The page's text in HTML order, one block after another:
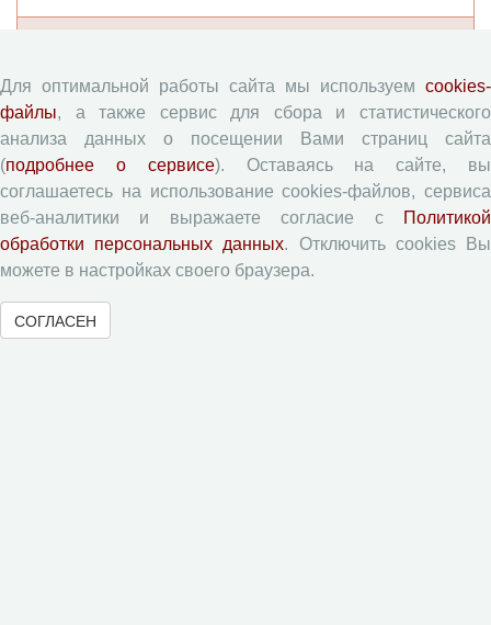
Правила для авторов
Типовой лицензионный договор
Согласие на обработку персональных данных
Авторские права
Приватность
Для оптимальной работы сайта мы используем cookies-
файлы, а также сервис для сбора и статистического
анализа данных о посещении Вами страниц сайта
(подробнее о сервисе). Оставаясь на сайте, вы
соглашаетесь на использование cookies-файлов, сервиса
веб-аналитики и выражаете согласие с
Политикой
обработки персональных данных. Отключить cookies Вы
можете в настройках своего браузера.
СОГЛАСЕН